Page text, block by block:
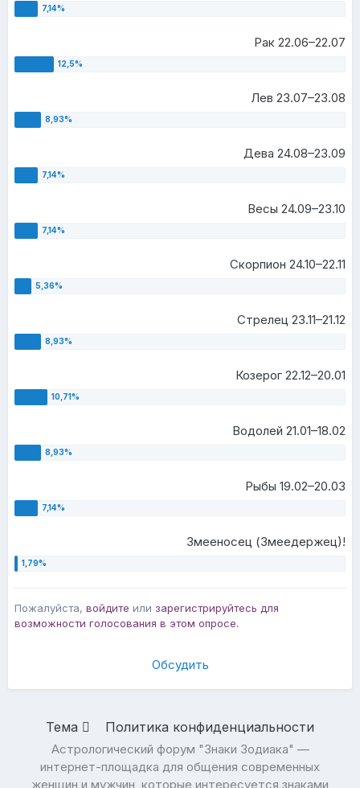
Рак 22.06–22.07
Лев 23.07–23.08
Дева 24.08–23.09
Весы 24.09–23.10
Скорпион 24.10–22.11
Стрелец 23.11–21.12
Козерог 22.12–20.01
Водолей 21.01–18.02
Рыбы 19.02–20.03
Змееносец (Змеедержец)!
Пожалуйста, войдите или зарегистрируйтесь для
возможности голосования в этом опросе.
Обсудить
Тема Политика конфиденциальности
Астрологический форум "Знаки Зодиака" —
интернет-площадка для общения современных
женщин и мужчин, которые интересуется знаками